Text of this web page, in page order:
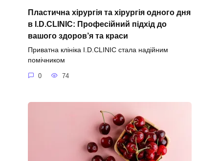
Пластична хірургія та хірургія одного дня
в I.D.CLINIC: Професійний підхід до
вашого здоров’я та краси
Приватна клініка I.D.CLINIC стала надійним
помічником
0 74